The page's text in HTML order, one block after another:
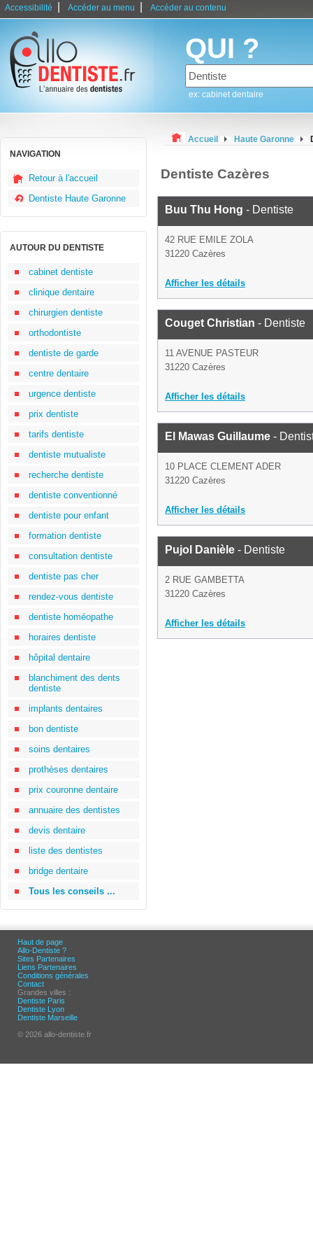
Accessibilité Accéder au menu Accéder au contenu
QUI ?
ex: cabinet dentaire
NAVIGATION
Retour à l'accueil
Dentiste Haute Garonne
AUTOUR DU DENTISTE
cabinet dentiste
clinique dentaire
chirurgien dentiste
orthodontiste
dentiste de garde
centre dentaire
urgence dentiste
prix dentiste
tarifs dentiste
dentiste mutualiste
recherche dentiste
dentiste conventionné
dentiste pour enfant
formation dentiste
consultation dentiste
dentiste pas cher
rendez-vous dentiste
dentiste homéopathe
horaires dentiste
hôpital dentaire
blanchiment des dents
dentiste
implants dentaires
bon dentiste
soins dentaires
prothèses dentaires
prix couronne dentaire
annuaire des dentistes
devis dentaire
liste des dentistes
bridge dentaire
Tous les conseils ...
Accueil Haute Garonne
Dentiste Cazères
Buu Thu Hong - Dentiste
42 RUE EMILE ZOLA
31220 Cazères
Afficher les détails
Couget Christian - Dentiste
11 AVENUE PASTEUR
31220 Cazères
Afficher les détails
El Mawas Guillaume -
10 PLACE CLEMENT ADER
31220 Cazères
Afficher les détails
Pujol Danièle - Dentiste
2 RUE GAMBETTA
31220 Cazères
Afficher les détails
Haut de page
Allo-Dentiste ?
Sites Partenaires
Liens Partenaires
Conditions générales
Contact
Grandes villes :
Dentiste Paris
Dentiste Lyon
Dentiste Marseille
© 2026 allo-dentiste.fr